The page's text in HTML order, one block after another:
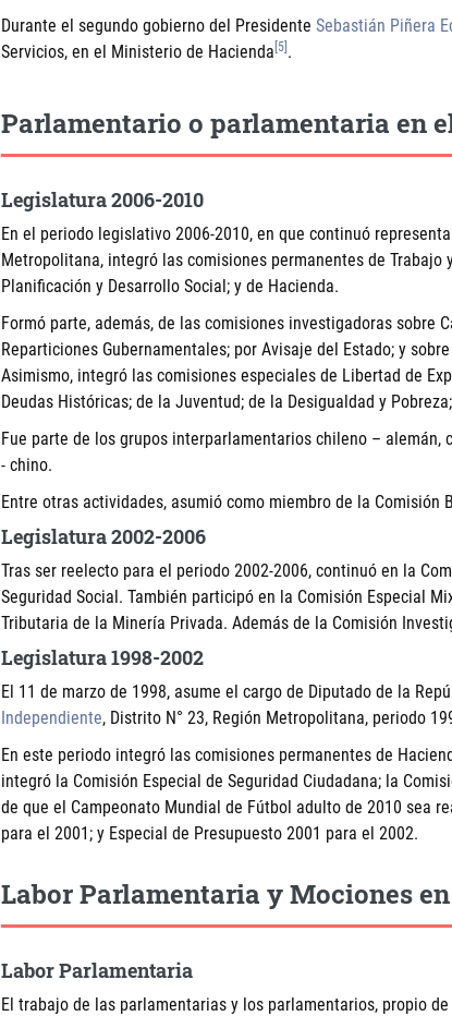
Durante el segundo gobierno del Presidente Sebastián Piñera
Servicios, en el Ministerio de Hacienda [5] .
Parlamentario o parlamentaria en
Legislatura 2006-2010
En el periodo legislativo 2006-2010, en que continuó
Metropolitana, integró las comisiones permanentes de Trabajo
Planificación y Desarrollo Social; y de Hacienda.
Formó parte, además, de las comisiones investigadoras sobre
Reparticiones Gubernamentales; por Avisaje del Estado; y
Asimismo, integró las comisiones especiales de Libertad de
Deudas Históricas; de la Juventud; de la Desigualdad y
Fue parte de los grupos interparlamentarios chileno –
- chino.
Entre otras actividades, asumió como miembro de la Comisión
Legislatura 2002-2006
Tras ser reelecto para el periodo 2002-2006, continuó en la
Seguridad Social. También participó en la Comisión Especial
Tributaria de la Minería Privada. Además de la Comisión
Legislatura 1998-2002
El 11 de marzo de 1998, asume el cargo de Diputado de la
Independiente, Distrito N° 23, Región Metropolitana, periodo
En este periodo integró las comisiones permanentes de
integró la Comisión Especial de Seguridad Ciudadana; la
de que el Campeonato Mundial de Fútbol adulto de 2010 sea
para el 2001; y Especial de Presupuesto 2001 para el 2002.
Labor Parlamentaria y Mociones
Labor Parlamentaria
El trabajo de las parlamentarias y los parlamentarios, propio